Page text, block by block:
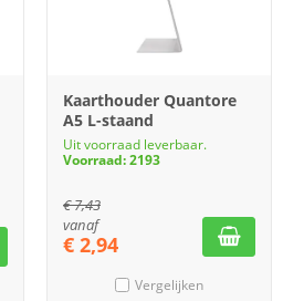
Kaarthouder Quantore
A5 L-staand
Uit voorraad leverbaar.
Voorraad: 2193
€7,43
vanaf
€ 2,94
Vergelijken